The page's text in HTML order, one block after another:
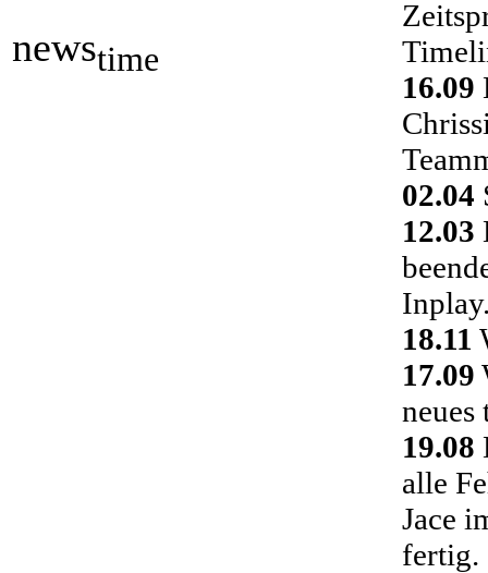
newstime
16.09
02.04
12.03
18.11
17.09
19.08
alle
Jace
fertig.